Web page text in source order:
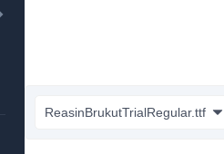
ReasinBrukutTrialRegular.ttf